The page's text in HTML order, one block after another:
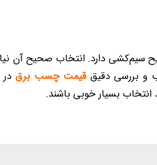
دارد. انتخاب صحیح آن
و بررسی دقیققیمت چسب برق
انتخاب بسیار خوبی باشند.